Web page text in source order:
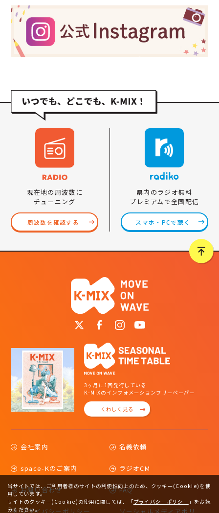
現在地の周波数に
チューニング
周波数を確認する
県内のラジオ無料
プレミアムで全国配信
スマホ・PCで聴く
3ヶ月に1回発行している
K-MIXのインフォメーションフリーペーパー
くわしく見る
会社案内 名義依頼
space-Kのご案内 ラジオCM
お問い合わせ FAQ
当サイトでは、ご利用者様のサイトの利便性向上のため、クッキー(Cookie)を使
用しています。
サイトのクッキー(Cookie)の使用に関しては、
「プライバシーポリシー 」をお読
みください。